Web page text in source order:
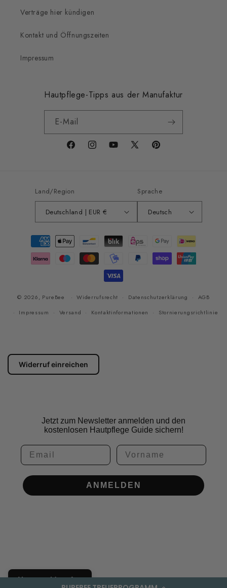
Verträge hier kündigen
Kontakt und Öffnungszeiten
Impressum
Hautpflege-Tipps aus der Manufaktur
E-Mail
FacebookInstagramYouTube
X
Pinterest
Land/Region
Deutschland | EUR €
Sprache
Deutsch
Zahlungsmethoden
© 2026, PureBee Widerrufsrecht Datenschutzerklärung
AGB
Impressum
Versand Kontaktinformationen Stornierungsrichtlinie
Widerruf einreichen
Jetzt zum Newsletter anmelden und den
kostenlosen Hautpflege Guide sichern!
Email Vorname
ANMELDEN
Vertrag widerrufen